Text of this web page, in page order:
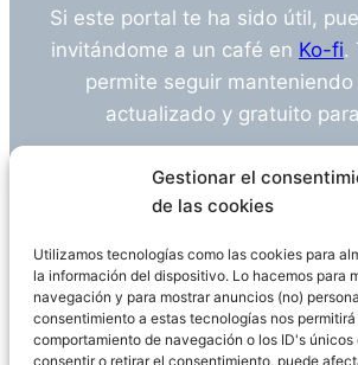
Gestionar el
de las cookies
Utilizamos tecnologías como las cookies para
la información del dispositivo. Lo hacemos para
navegación y para mostrar anuncios (no)
consentimiento a estas tecnologías nos
comportamiento de navegación o los ID's únicos
consentir o retirar el consentimiento, puede
Si este portal te ha sido útil,
invitándome a un café en Ko-fi.
permite seguir
actualizado y gratuito
¿Tienes alguna duda o
Descargo de Responsabilidad